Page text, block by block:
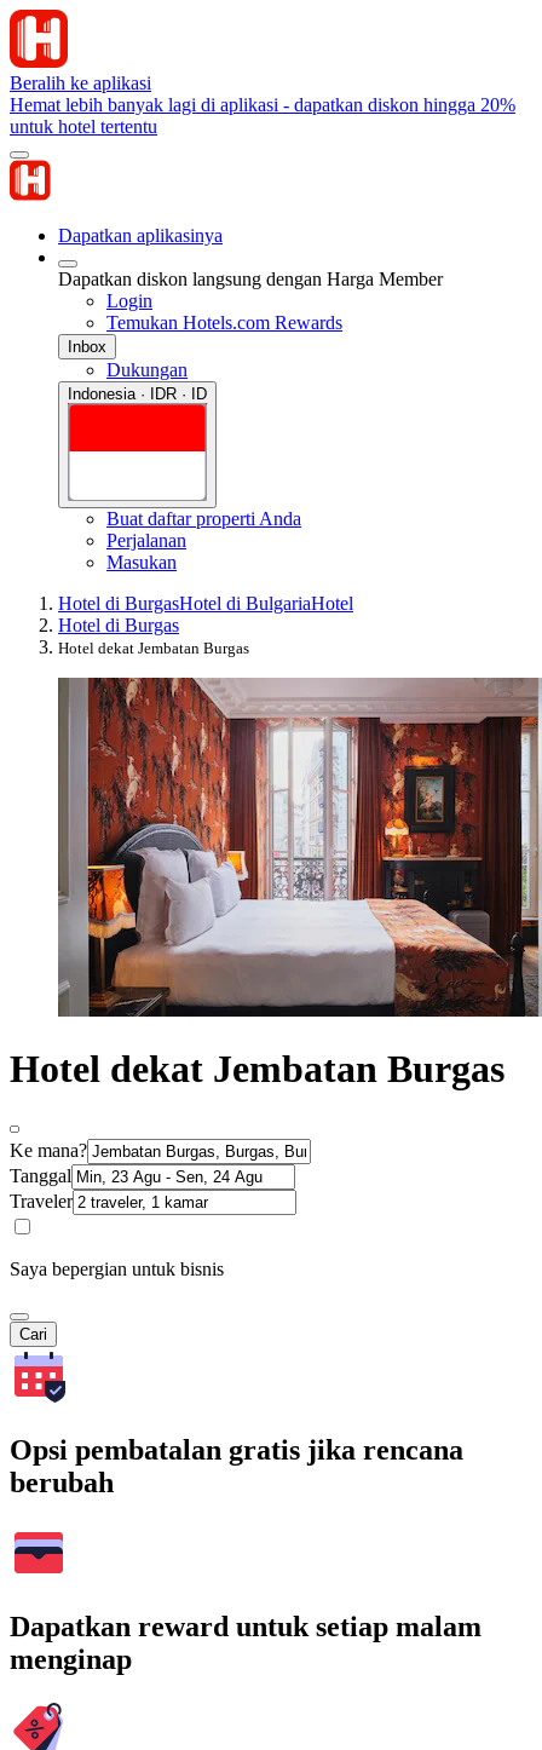
Beralih ke aplikasi
Hemat lebih banyak lagi di aplikasi - dapatkan diskon hingga 20%
untuk hotel tertentu
Dapatkan aplikasinya
Dapatkan diskon langsung dengan Harga Member
Login
Temukan Hotels.com Rewards
Inbox
Dukungan
Indonesia · IDR · ID
Buat daftar properti Anda
Perjalanan
Masukan
Hotel di BurgasHotel di BulgariaHotel
Hotel di Burgas
Hotel dekat Jembatan Burgas
Hotel dekat Jembatan Burgas
Ke mana?
Tanggal
Traveler
Saya bepergian untuk bisnis
Cari
Opsi pembatalan gratis jika rencana
berubah
Dapatkan reward untuk setiap malam
menginap